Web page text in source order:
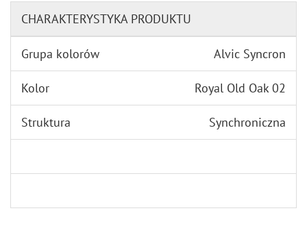
CHARAKTERYSTYKA PRODUKTU
Grupa kolorów Alvic Syncron
Kolor Royal Old Oak 02
Struktura Synchroniczna